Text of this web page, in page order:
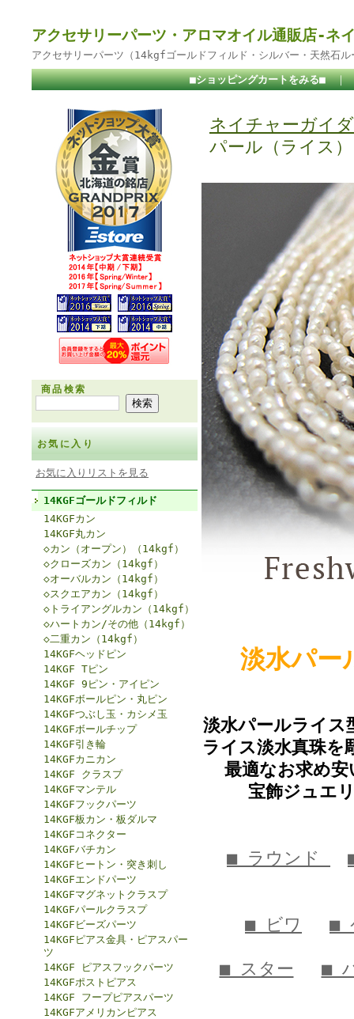
アクセサリーパーツ・アロマオイル通販店-ネ
アクセサリーパーツ（14kgfゴールドフィルド・シルバー・天然石
■ショッピングカートをみる■ ｜
商品検索
お気に入り
お気に入りリストを見る
14KGFゴールドフィルド
14KGFカン
14KGF丸カン
◇カン（オープン）（14kgf）
◇クローズカン（14kgf）
◇オーバルカン（14kgf）
◇スクエアカン（14kgf）
◇トライアングルカン（14kgf）
◇ハートカン/その他（14kgf）
◇二重カン（14kgf）
14KGFヘッドピン
14KGF Tピン
14KGF 9ピン・アイピン
14KGFボールピン・丸ピン
14KGFつぶし玉・カシメ玉
14KGFボールチップ
14KGF引き輪
14KGFカニカン
14KGF クラスプ
14KGFマンテル
14KGFフックパーツ
14KGF板カン・板ダルマ
14KGFコネクター
14KGFバチカン
14KGFヒートン・突き刺し
14KGFエンドパーツ
14KGFマグネットクラスプ
14KGFパールクラスプ
14KGFビーズパーツ
14KGFピアス金具・ピアスパー
ツ
14KGF ピアスフックパーツ
14KGFポストピアス
14KGF フープピアスパーツ
14KGFアメリカンピアス
ネイチャーガイ
パール（ライス）
淡水パー
淡水パールライス
ライス淡水真珠を
最適なお求め安
宝飾ジュエ
■ ラウンド
■ ビワ ■
■ スター ■